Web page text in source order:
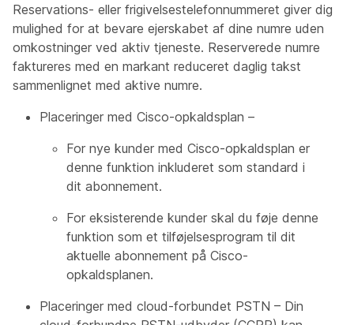
Reservations- eller frigivelsestelefonnummeret giver dig
mulighed for at bevare ejerskabet af dine numre uden
omkostninger ved aktiv tjeneste. Reserverede numre
faktureres med en markant reduceret daglig takst
sammenlignet med aktive numre.
Placeringer med Cisco-opkaldsplan –
For nye kunder med Cisco-opkaldsplan er
denne funktion inkluderet som standard i
dit abonnement.
For eksisterende kunder skal du føje denne
funktion som et tilføjelsesprogram til dit
aktuelle abonnement på Cisco-
opkaldsplanen.
Placeringer med cloud-forbundet PSTN – Din